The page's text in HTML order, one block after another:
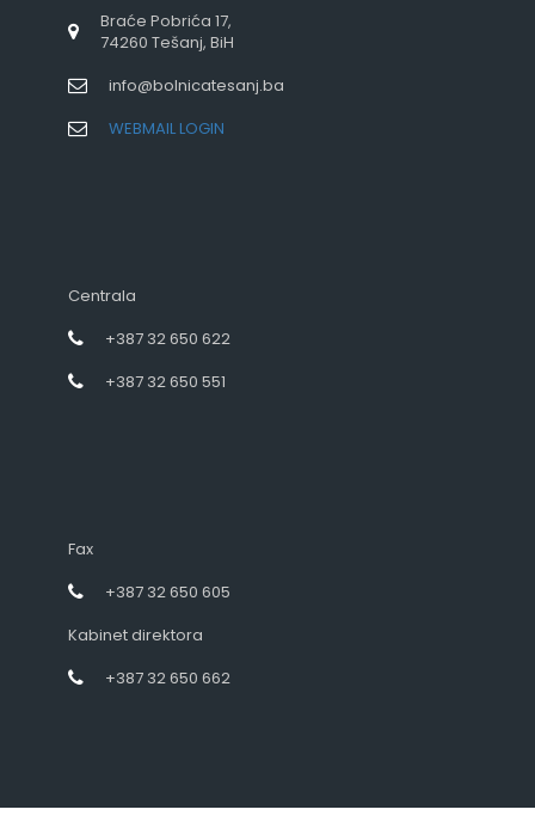
Braće Pobrića 17,
74260 Tešanj, BiH
info@bolnicatesanj.ba
WEBMAIL LOGIN
Centrala
+387 32 650 622
+387 32 650 551
Fax
+387 32 650 605
Kabinet direktora
+387 32 650 662